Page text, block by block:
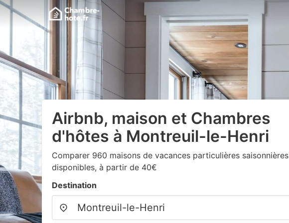
Airbnb, maison et Chambres
d'hôtes à Montreuil-le-Henri
Comparer 960 maisons de vacances particulières saisonnières
disponibles, à partir de 40€
Destination